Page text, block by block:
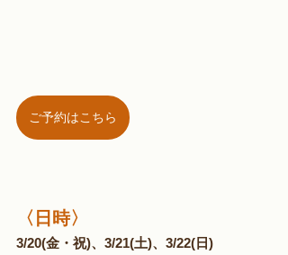
ご予約はこちら
〈日時〉
3/20(金・祝)、3/21(土)、​3/22(日)